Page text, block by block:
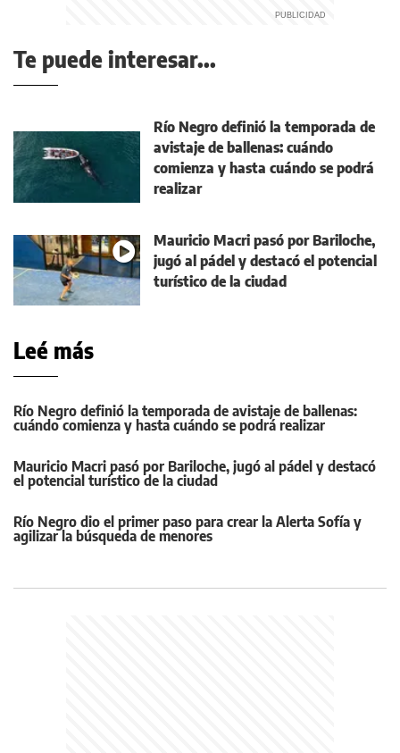
Te puede interesar...
Río Negro definió la temporada de
avistaje de ballenas: cuándo
comienza y hasta cuándo se podrá
realizar
Mauricio Macri pasó por Bariloche,
jugó al pádel y destacó el potencial
turístico de la ciudad
Leé más
Río Negro definió la temporada de avistaje de ballenas:
cuándo comienza y hasta cuándo se podrá realizar
Mauricio Macri pasó por Bariloche, jugó al pádel y destacó
el potencial turístico de la ciudad
Río Negro dio el primer paso para crear la Alerta Sofía y
agilizar la búsqueda de menores